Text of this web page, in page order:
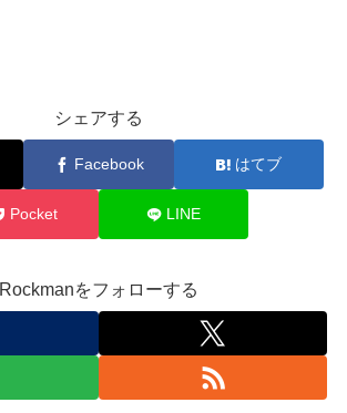
シェアする
Facebook はてブ
Pocket LINE
Rockmanをフォローする